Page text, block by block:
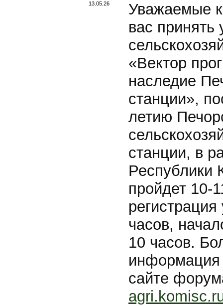
13.05.26
Уважаемые
вас принять
«Вектор
наследие
станции»,
летию
станции, в
Республики
пройдет 10-
часов,
10 часов.
информация
сайте